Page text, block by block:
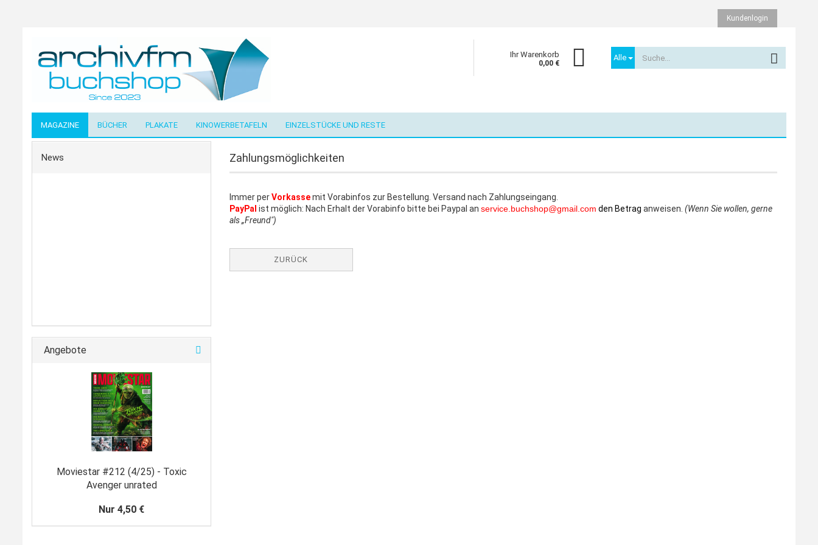
Kundenlogin
Passwort vergessen?
Ihr Warenkorb
0,00 €
Alle
MAGAZINE BÜCHER PLAKATE KINOWERBETAFELN EINZELSTÜCKE UND RESTE
Zahlungsmöglichkeiten
Immer perVorkassemit Vorabinfos zur Bestellung. Versand nach Zahlungseingang.
PayPal ist möglich: Nach Erhalt der Vorabinfo bitte bei Paypal an service.buchshop@gmail.com den Betrag anweisen. (Wenn Sie wollen, gerne
als „Freund")
ZURÜCK
News
Angebote
Moviestar #212 (4/25) - Toxic
Avenger unrated
Nur 4,50 €